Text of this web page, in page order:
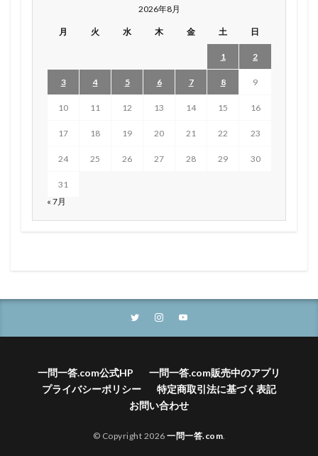
2026年8月
月 火 水 木 金 土 日
1 2
3 4 5 6 7 8 9
10 11 12 13 14 15 16
17 18 19 20 21 22 23
24 25 26 27 28 29 30
31
« 7月
一問一答.com公式HP
一問一答.com販売中のアプリ
プライバシーポリシー
特定商取引法に基づく表記
お問い合わせ
© Copyright 2026 一問一答.com.